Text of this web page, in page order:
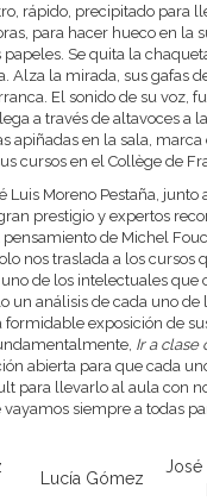
rápido, precipitado para
para hacer hueco en la
papeles. Se quita la
Alza la mirada, sus gafas
El sonido de su voz,
a través de altavoces a
apiñadas en la sala, marca
cursos en el Collège de
Luis Moreno Pestaña, junto
prestigio y expertos
de Michel
nos traslada a los cursos
de los intelectuales que
un análisis de cada uno de
formidable exposición de
Ir a clase
abierta para que cada
para llevarlo al aula con
siempre a todas
Lucía Gómez
José